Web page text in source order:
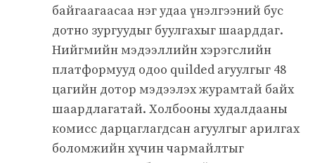
байгаагаасаа нэг удаа үнэлгээний бус
дотно зургуудыг буулгахыг шаарддаг.
Нийгмийн мэдээллийн хэрэгслийн
платформууд одоо quilded агуулгыг 48
цагийн дотор мэдээлэх журамтай байх
шаардлагатай. Холбооны худалдааны
комисс дарцаглагдсан агуулгыг арилгах
боломжийн хүчин чармайлтыг